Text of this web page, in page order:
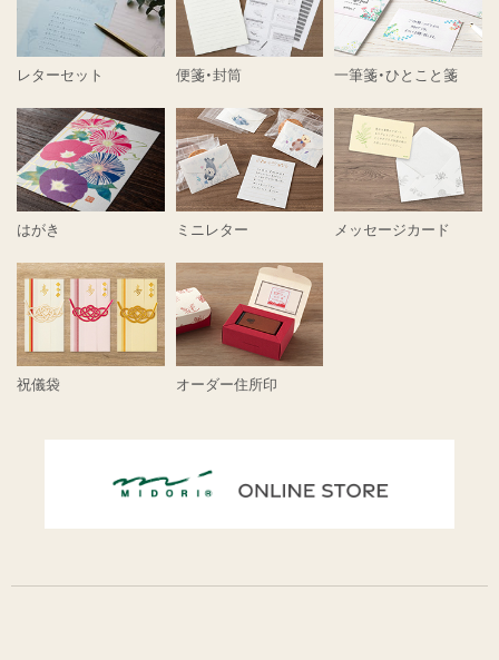
レターセット 便箋・封筒 一筆箋・ひとこと箋
はがき ミニレター メッセージカード
祝儀袋 オーダー住所印